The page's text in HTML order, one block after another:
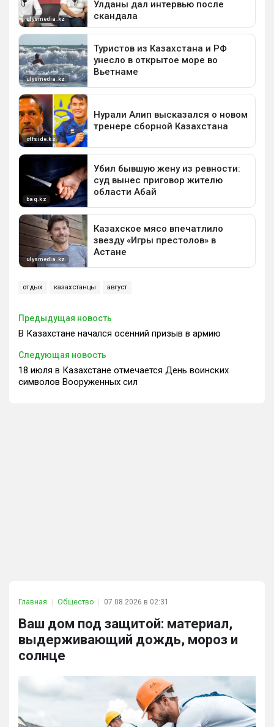
отдых казахстанцы август
Предыдущая новость
В Казахстане начался осенний призыв в армию
Следующая новость
18 июля в Казахстане отмечается День воинских
символов Вооруженных сил
Главная Общество 07.08.2026 в 02:31
Ваш дом под защитой: материал,
выдерживающий дождь, мороз и
солнце